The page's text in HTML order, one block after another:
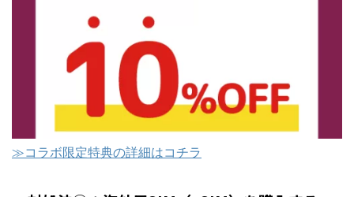
≫コラボ限定特典の詳細はコチラ